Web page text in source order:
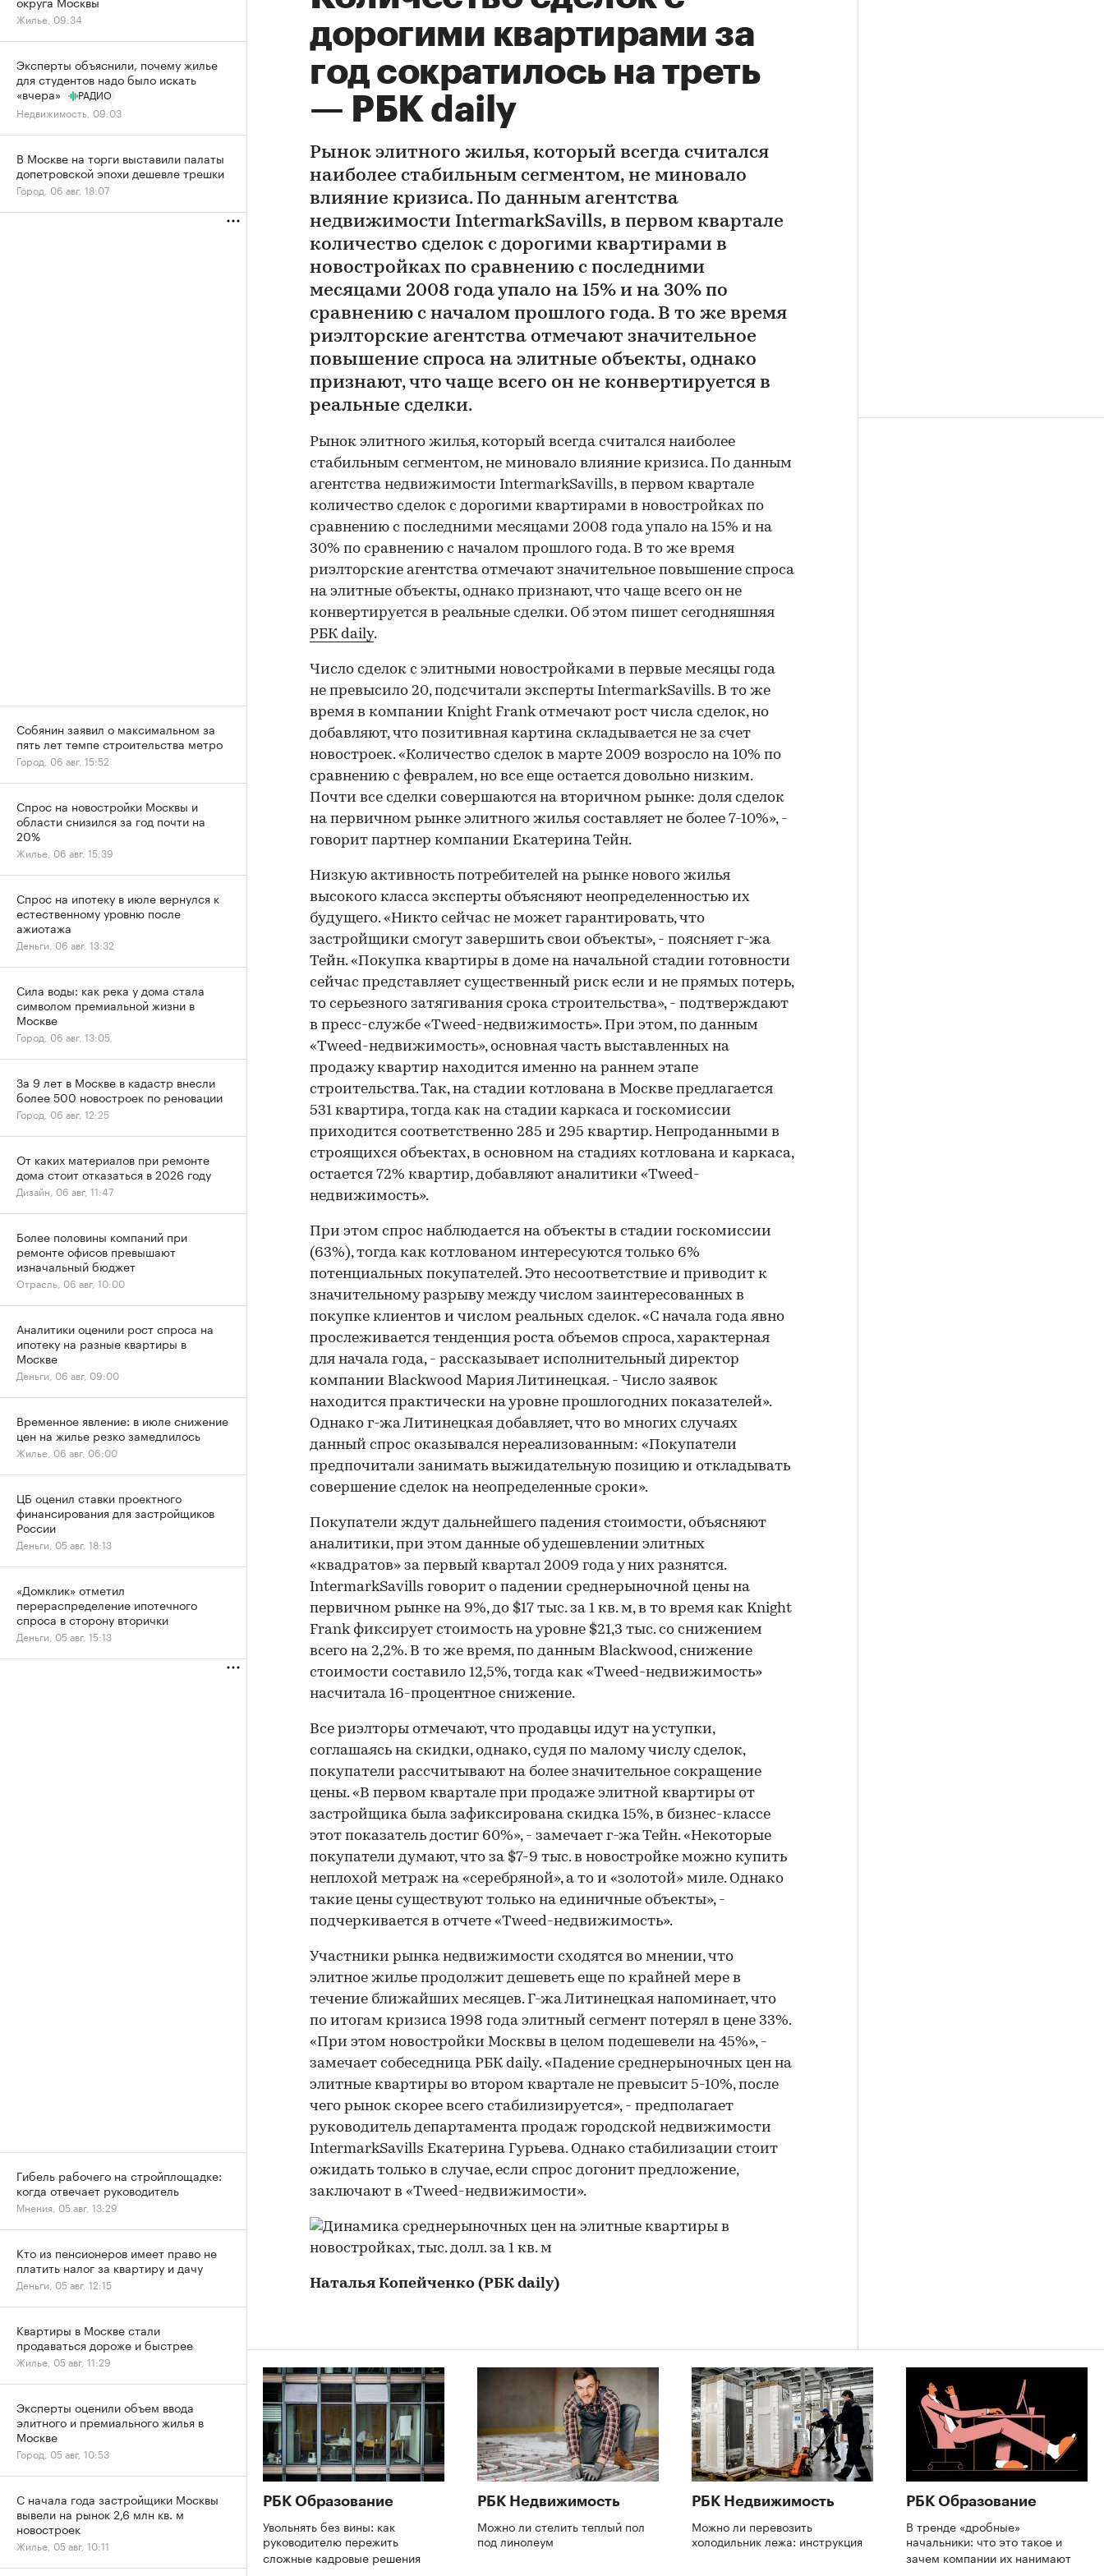
дорогими квартирами за
год сократилось на треть
— РБК daily
Рынок элитного жилья, который всегда считался
наиболее стабильным сегментом, не миновало
влияние кризиса. По данным агентства
недвижимости IntermarkSavills, в первом квартале
количество сделок с дорогими квартирами в
новостройках по сравнению с последними
месяцами 2008 года упало на 15% и на 30% по
сравнению с началом прошлого года. В то же время
риэлторские агентства отмечают значительное
повышение спроса на элитные объекты, однако
признают, что чаще всего он не конвертируется в
реальные сделки.
Рынок элитного жилья, который всегда считался наиболее
стабильным сегментом, не миновало влияние кризиса. По данным
агентства недвижимости IntermarkSavills, в первом квартале
количество сделок с дорогими квартирами в новостройках по
сравнению с последними месяцами 2008 года упало на 15% и на
30% по сравнению с началом прошлого года. В то же время
риэлторские агентства отмечают значительное повышение спроса
на элитные объекты, однако признают, что чаще всего он не
конвертируется в реальные сделки. Об этом пишет сегодняшняя
РБК daily.
Число сделок с элитными новостройками в первые месяцы года
не превысило 20, подсчитали эксперты IntermarkSavills. В то же
время в компании Knight Frank отмечают рост числа сделок, но
добавляют, что позитивная картина складывается не за счет
новостроек. «Количество сделок в марте 2009 возросло на 10% по
сравнению с февралем, но все еще остается довольно низким.
Почти все сделки совершаются на вторичном рынке: доля сделок
на первичном рынке элитного жилья составляет не более 7-10%», -
говорит партнер компании Екатерина Тейн.
Низкую активность потребителей на рынке нового жилья
высокого класса эксперты объясняют неопределенностью их
будущего. «Никто сейчас не может гарантировать, что
застройщики смогут завершить свои объекты», - поясняет г-жа
Тейн. «Покупка квартиры в доме на начальной стадии готовности
сейчас представляет существенный риск если и не прямых потерь,
то серьезного затягивания срока строительства», - подтверждают
в пресс-службе «Tweed-недвижимость». При этом, по данным
«Tweed-недвижимость», основная часть выставленных на
продажу квартир находится именно на раннем этапе
строительства. Так, на стадии котлована в Москве предлагается
531 квартира, тогда как на стадии каркаса и госкомиссии
приходится соответственно 285 и 295 квартир. Непроданными в
строящихся объектах, в основном на стадиях котлована и каркаса,
остается 72% квартир, добавляют аналитики «Tweed-
недвижимость».
При этом спрос наблюдается на объекты в стадии госкомиссии
(63%), тогда как котлованом интересуются только 6%
потенциальных покупателей. Это несоответствие и приводит к
значительному разрыву между числом заинтересованных в
покупке клиентов и числом реальных сделок. «С начала года явно
прослеживается тенденция роста объемов спроса, характерная
для начала года, - рассказывает исполнительный директор
компании Blackwood Мария Литинецкая. - Число заявок
находится практически на уровне прошлогодних показателей».
Однако г-жа Литинецкая добавляет, что во многих случаях
данный спрос оказывался нереализованным: «Покупатели
предпочитали занимать выжидательную позицию и откладывать
совершение сделок на неопределенные сроки».
Покупатели ждут дальнейшего падения стоимости, объясняют
аналитики, при этом данные об удешевлении элитных
«квадратов» за первый квартал 2009 года у них разнятся.
IntermarkSavills говорит о падении среднерыночной цены на
первичном рынке на 9%, до $17 тыс. за 1 кв. м, в то время как Knight
Frank фиксирует стоимость на уровне $21,3 тыс. со снижением
всего на 2,2%. В то же время, по данным Blackwood, снижение
стоимости составило 12,5%, тогда как «Tweed-недвижимость»
насчитала 16-процентное снижение.
Все риэлторы отмечают, что продавцы идут на уступки,
соглашаясь на скидки, однако, судя по малому числу сделок,
покупатели рассчитывают на более значительное сокращение
цены. «В первом квартале при продаже элитной квартиры от
застройщика была зафиксирована скидка 15%, в бизнес-классе
этот показатель достиг 60%», - замечает г-жа Тейн. «Некоторые
покупатели думают, что за $7-9 тыс. в новостройке можно купить
неплохой метраж на «серебряной», а то и «золотой» миле. Однако
такие цены существуют только на единичные объекты», -
подчеркивается в отчете «Tweed-недвижимость».
Участники рынка недвижимости сходятся во мнении, что
элитное жилье продолжит дешеветь еще по крайней мере в
течение ближайших месяцев. Г-жа Литинецкая напоминает, что
по итогам кризиса 1998 года элитный сегмент потерял в цене 33%.
«При этом новостройки Москвы в целом подешевели на 45%», -
замечает собеседница РБК daily. «Падение среднерыночных цен на
элитные квартиры во втором квартале не превысит 5-10%, после
чего рынок скорее всего стабилизируется», - предполагает
руководитель департамента продаж городской недвижимости
IntermarkSavills Екатерина Гурьева. Однако стабилизации стоит
ожидать только в случае, если спрос догонит предложение,
заключают в «Tweed-недвижимости».
Наталья Копейченко (РБК daily)
РБК Образование
Увольнять без вины: как
руководителю пережить
сложные кадровые решения
РБК Недвижимость
Можно ли стелить теплый пол
под линолеум
РБК Недвижимость
Можно ли перевозить
холодильник лежа: инструкция
РБК Образование
В тренде «дробные»
начальники: что это такое и
зачем компании их нанимают
Жилье, 09:34
Эксперты объяснили, почему жилье
для студентов надо было искать
«вчера»
РАДИО
Недвижимость, 09:03
В Москве на торги выставили палаты
допетровской эпохи дешевле трешки
Город, 06 авг, 18:07
Собянин заявил о максимальном за
пять лет темпе строительства метро
Город, 06 авг, 15:52
Спрос на новостройки Москвы и
области снизился за год почти на
20%
Жилье, 06 авг, 15:39
Спрос на ипотеку в июле вернулся к
естественному уровню после
ажиотажа
Деньги, 06 авг, 13:32
Сила воды: как река у дома стала
символом премиальной жизни в
Москве
Город, 06 авг, 13:05
За 9 лет в Москве в кадастр внесли
более 500 новостроек по реновации
Город, 06 авг, 12:25
От каких материалов при ремонте
дома стоит отказаться в 2026 году
Дизайн, 06 авг, 11:47
Более половины компаний при
ремонте офисов превышают
изначальный бюджет
Отрасль, 06 авг, 10:00
Аналитики оценили рост спроса на
ипотеку на разные квартиры в
Москве
Деньги, 06 авг, 09:00
Временное явление: в июле снижение
цен на жилье резко замедлилось
Жилье, 06 авг, 06:00
ЦБ оценил ставки проектного
финансирования для застройщиков
России
Деньги, 05 авг, 18:13
«Домклик» отметил
перераспределение ипотечного
спроса в сторону вторички
Деньги, 05 авг, 15:13
Гибель рабочего на стройплощадке:
когда отвечает руководитель
Мнения, 05 авг, 13:29
Кто из пенсионеров имеет право не
платить налог за квартиру и дачу
Деньги, 05 авг, 12:15
Квартиры в Москве стали
продаваться дороже и быстрее
Жилье, 05 авг, 11:29
Эксперты оценили объем ввода
элитного и премиального жилья в
Москве
Город, 05 авг, 10:53
С начала года застройщики Москвы
вывели на рынок 2,6 млн кв. м
новостроек
Жилье, 05 авг, 10:11